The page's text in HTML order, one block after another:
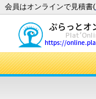
会員はオンラインで見積書(